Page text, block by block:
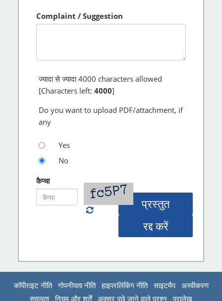
Complaint / Suggestion
ज्यादा से ज्यादा4000 characters allowed
[Characters left: 4000]
Do you want to upload PDF/attachment, if
any
Yes
No
कैप्चा
प्रस्तुत
रद्द करें
कॉपीराइट नीति गोपनीयता नीति हाइपरलिंकिंग नीति साइटमैप
अस्वीकरण
सहायता
नियम और शर्तें अक्सर पूछे जाने वाले प्रश्न पुरालेख